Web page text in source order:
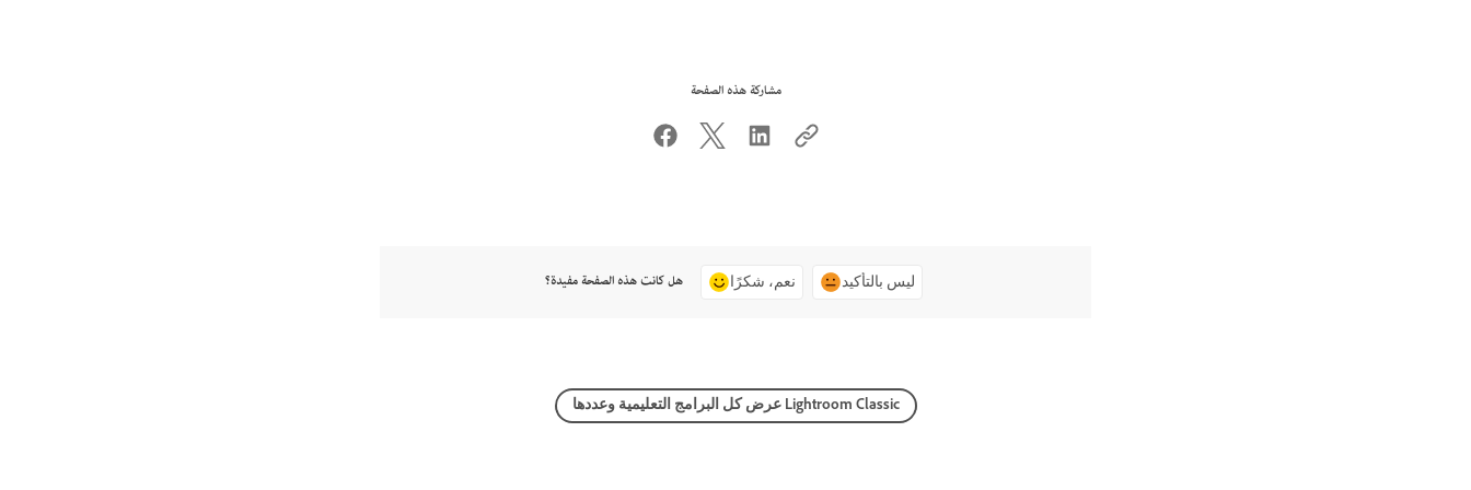
مشاركة هذه الصفحة
هل كانت هذه الصفحة مفيدة؟ نعم، شكرًا ليس بالتأكيد
عرض كل البرامج التعليمية وعددها Lightroom Classic